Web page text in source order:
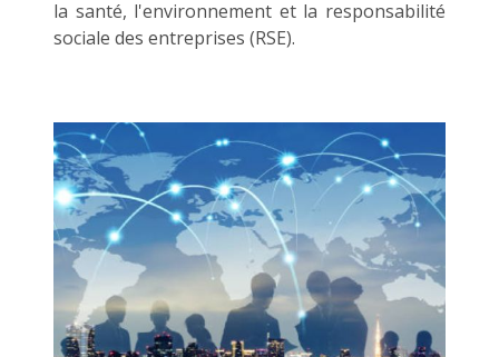
la santé, l'environnement et la responsabilité
sociale des entreprises (RSE).